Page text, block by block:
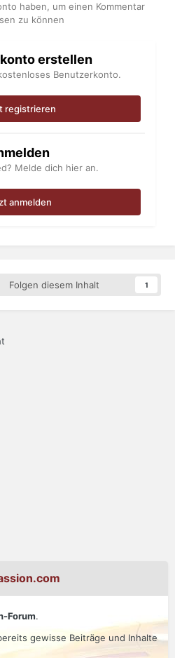
haben, um einen Kommentar
zu können
erstellen
Benutzerkonto.
registrieren
Melde dich hier an.
anmelden
Folgen diesem Inhalt 1
Forum.
gewisse Beiträge und Inhalte